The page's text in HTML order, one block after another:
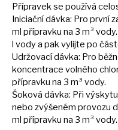
Přípravekse používá
Iniciační dávka: Pro první
ml přípravku na 3 m³
l vodya pak vylijte po
Udržovací dávka: Pro
koncentrace volného
přípravku na 3 m³ vody.
Šoková dávka: Při
nebo zvýšeném provozu
ml přípravku na 3 m³ vody.